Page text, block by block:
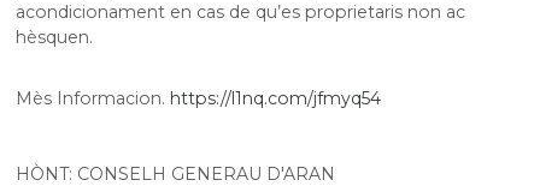
acondicionament en cas de qu’es proprietaris non ac
hèsquen.
Mès Informacion. https://l1nq.com/jfmyq54
HÒNT: CONSELH GENERAU D'ARAN